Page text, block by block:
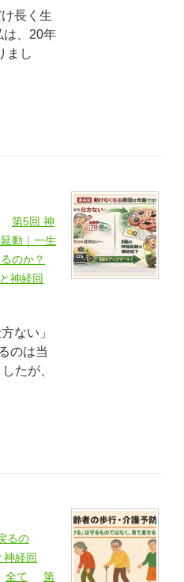
長く生
は、20年
まし
第5回 神
動｜一生
のか？
神経回
ない」
のは当
たが、
るの
神経回
全て
第